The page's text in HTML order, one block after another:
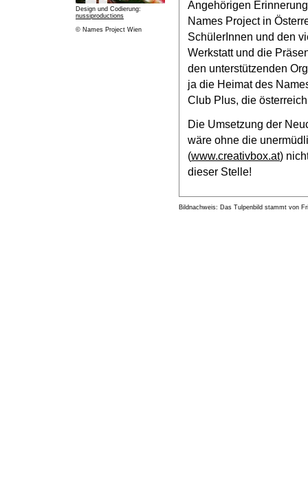
Design und Codierung:
nussiproductions
© Names Project Wien
Angehörigen
Names Project in
SchülerInnen und den
Werkstatt und die
den unterstützenden
ja die Heimat des
Club Plus, die
Die Umsetzung der
wäre ohne die
(www.creativbox.at)
dieser Stelle!
Bildnachweis: Das Tulpenbild stammt von